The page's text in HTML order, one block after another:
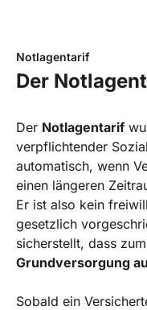
Notlagentarif
Der
Der Notlagentarif
verpflichtender
automatisch, wenn
einen längeren
Er ist also kein
gesetzlich
sicherstellt, dass
Grundversorgung
Sobald ein